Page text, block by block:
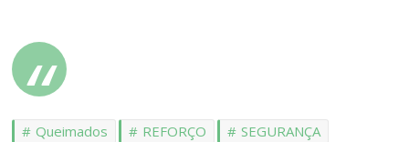
Queimados REFORÇO SEGURANÇA